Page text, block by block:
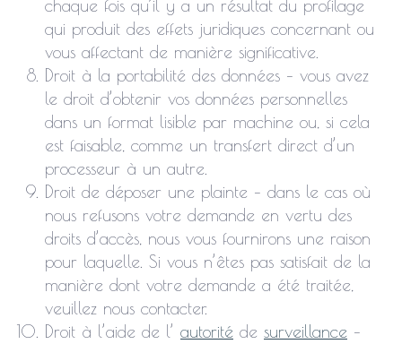
chaque fois qu’il y a un résultat du profilage
qui produit des effets juridiques concernant ou
vous affectant de manière significative.
Droit à la portabilité des données – vous avez
le droit d’obtenir vos données personnelles
dans un format lisible par machine ou, si cela
est faisable, comme un transfert direct d’un
processeur à un autre.
Droit de déposer une plainte – dans le cas où
nous refusons votre demande en vertu des
droits d’accès, nous vous fournirons une raison
pour laquelle. Si vous n’êtes pas satisfait de la
manière dont votre demande a été traitée,
veuillez nous contacter.
Droit à l’aide de l’ autorité de surveillance –